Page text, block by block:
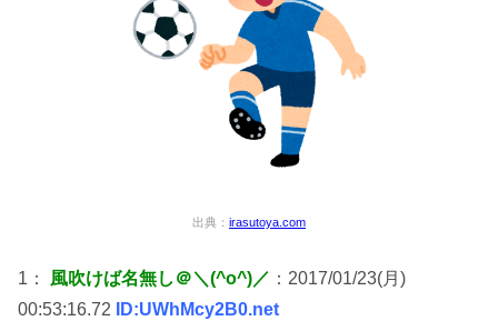
出典： irasutoya.com
1： 風吹けば名無し＠＼(^o^)／ ：2017/01/23(月)
00:53:16.72
ID:UWhMcy2B0.net